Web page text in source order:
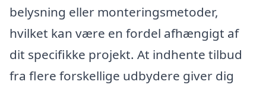
belysning eller monteringsmetoder,
hvilket kan være en fordel afhængigt af
dit specifikke projekt. At indhente tilbud
fra flere forskellige udbydere giver dig